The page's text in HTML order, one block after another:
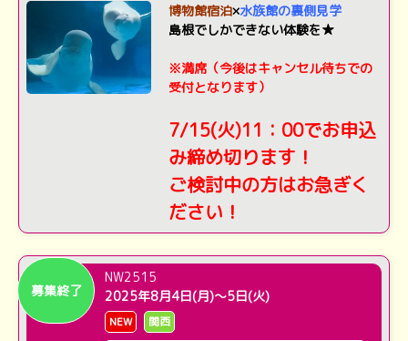
博物館宿泊×水族館の裏側見学
島根でしかできない体験を★
※満席（今後はキャンセル待ちでの
受付となります）
7/15(火)11：00でお申込
み締め切ります！
ご検討中の方はお急ぎく
ださい！
募集終了
NW2515
2025年8月4日(月)～5日(火)
NEW
関西